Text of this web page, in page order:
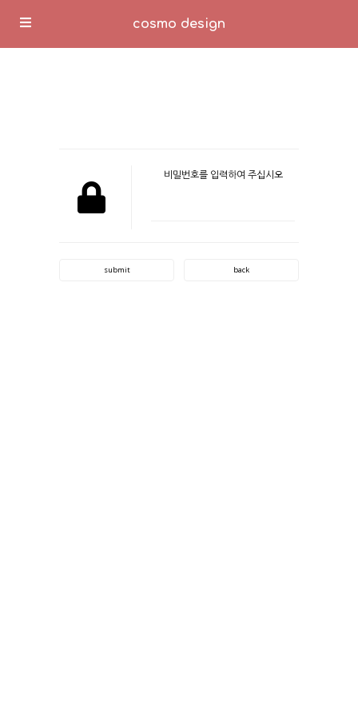
cosmo design
비밀번호를 입력하여 주십시오